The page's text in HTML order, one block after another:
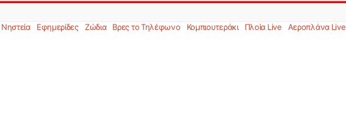
Νηστεία Εφημερίδες Ζώδια Βρες το Τηλέφωνο Κομπιουτεράκι Πλοία Live Αεροπλάνα Live